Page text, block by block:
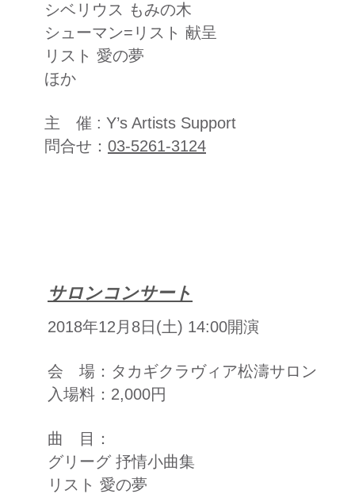
シベリウス もみの木
シューマン=リスト 献呈
リスト 愛の夢
ほか
主 催 : Y’s Artists Support
​問合せ： 03-5261-3124
サロンコンサート
2018年12月8日(土) 14:00開演
会 場：タカギクラヴィア松濤サロン
入場料：2,000円
曲 目：
グリーグ 抒情小曲集
リスト 愛の夢